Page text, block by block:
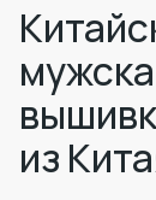
из